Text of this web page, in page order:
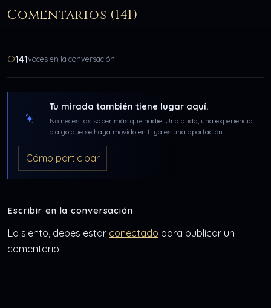
Comentarios (141)
141voces en la conversación
Tu mirada también tiene lugar aquí.
No necesitas saber más que nadie. Una duda, una experiencia
o algo que se haya movido en ti ya es una aportación.
Cómo participar
Escribir en la conversación
Lo siento, debes estar conectado para publicar un
comentario.